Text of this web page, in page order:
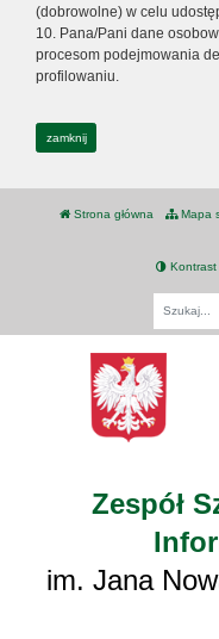
(dobrowolne) w celu
10. Pana/Pani dane
procesom podejmowania
profilowaniu.
zamknij
Strona główna Mapa
Kontrast
Zespół
im. Jana